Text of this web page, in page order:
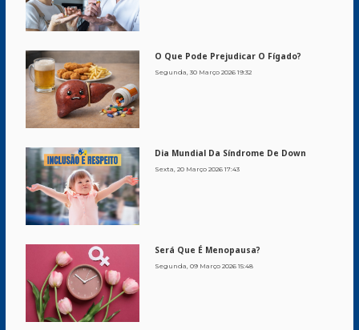
O Que Pode Prejudicar O Fígado?
Segunda, 30 Março 2026 19:32
Dia Mundial Da Síndrome De Down
Sexta, 20 Março 2026 17:43
Será Que É Menopausa?
Segunda, 09 Março 2026 15:48